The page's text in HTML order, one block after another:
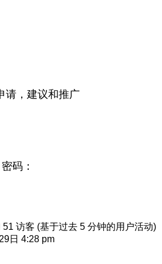
请，建议和推广
密码：
访客 (基于过去 5 分钟的用户活动)
日 4:28 pm